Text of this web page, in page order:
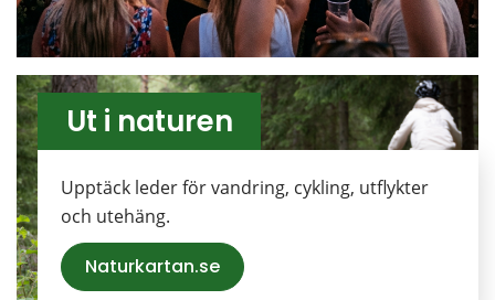
Ut i naturen
Upptäck leder för vandring, cykling, utflykter
och utehäng.
Naturkartan.se